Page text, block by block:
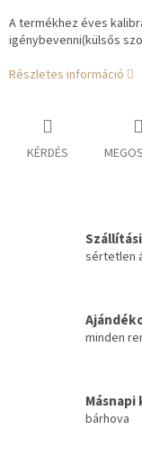
A termékhez éves
igénybevenni(külsős
Részletes információ
KÉRDÉS
sértetlen
minden
bárhova